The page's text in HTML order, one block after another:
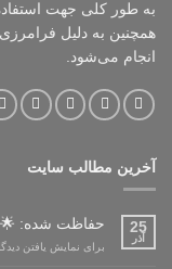
به طور کلی جهت
همچنین به دلیل
انجام می‌شود.
آخرین مطالب سایت
25
آذر
حفاظت شده:
برای نمایش یافتن